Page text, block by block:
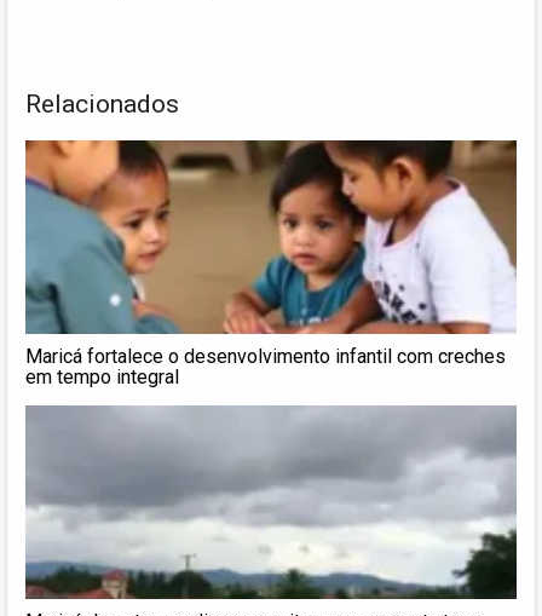
Relacionados
Maricá fortalece o desenvolvimento infantil com creches
em tempo integral